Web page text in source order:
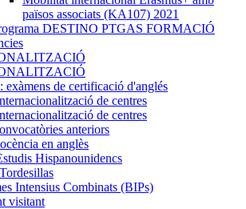
països associats (KA107) 2021
DESTINO PTGAS FORMACIÓ
exàmens de certificació d'anglés
de centres
de centres
anteriors
en anglès
Hispanounidencs
Intensius Combinats (BIPs)
visitant